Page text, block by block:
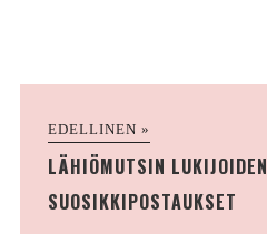
EDELLINEN »
LÄHIÖMUTSIN LUKIJOIDEN
SUOSIKKIPOSTAUKSET